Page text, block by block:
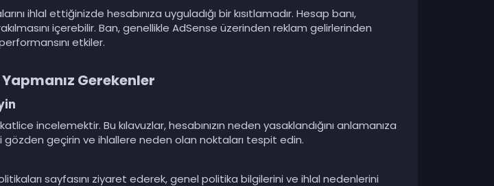
ihlal ettiğinizde hesabınıza uyguladığı bir kısıtlamadır. Hesap banı,
içerebilir. Ban, genellikle AdSense üzerinden reklam gelirlerinden
etkiler.
Yapmanız Gerekenler
incelemektir. Bu kılavuzlar, hesabınızın neden yasaklandığını anlamanıza
gözden geçirin ve ihlallere neden olan noktaları tespit edin.
sayfasını ziyaret ederek, genel politika bilgilerini ve ihlal nedenlerini